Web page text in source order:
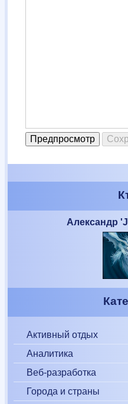
Александр
Активный отдых
Аналитика
Веб-разработка
Города и страны